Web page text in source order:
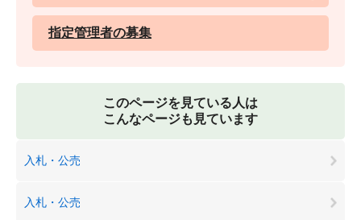
指定管理者の募集
このページを見ている人は
こんなページも見ています
入札・公売
入札・公売